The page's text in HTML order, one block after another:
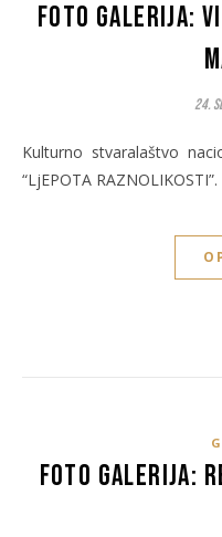
Foto galerija:
24.
Kulturno stvaralaštvo nacionalnih manjina Republike Srpske.
“LjEPOTA
Foto galerija: